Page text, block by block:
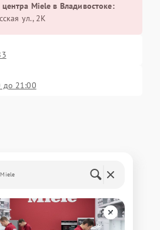
Miele в Владивостоке:
ул., 2К
до 21:00